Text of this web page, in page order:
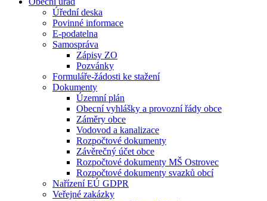
Úřední deska
Povinné informace
E-podatelna
Samospráva
Zápisy ZO
Pozvánky
Formuláře-žádosti ke stažení
Dokumenty
Územní plán
Obecní vyhlášky a provozní řády obce
Záměry obce
Vodovod a kanalizace
Rozpočtové dokumenty
Závěrečný účet obce
Rozpočtové dokumenty MŠ Ostrovec
Rozpočtové dokumenty svazků obcí
Nařízení EÚ GDPR
Veřejné zakázky